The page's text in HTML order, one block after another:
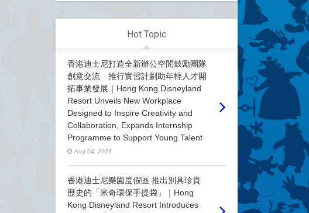
Hot Topic
香港迪士尼打造全新辦公空間鼓勵團隊
創意交流 推行實習計劃助年輕人才開
拓事業發展｜Hong Kong Disneyland
Resort Unveils New Workplace
Designed to Inspire Creativity and
Collaboration, Expands Internship
Programme to Support Young Talent
Aug 04, 2026
香港迪士尼樂園度假區 推出別具珍貴
歷史的「米奇環保手提袋」｜Hong
Kong Disneyland Resort Introduces